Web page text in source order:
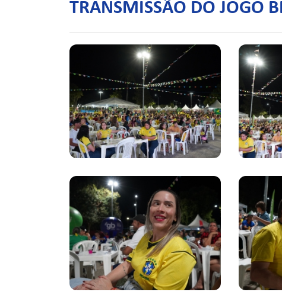
TRANSMISSÃO DO JOGO